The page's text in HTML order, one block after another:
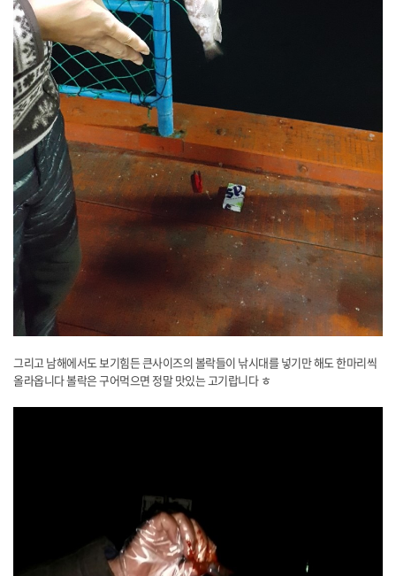
​그리고 남해에서도 보기힘든 큰사이즈의 볼락들이 낚시대를 넣기만 해도 한마리씩
올라옵니다 볼락은 구어먹으면 정말 맛있는 고기랍니다 ㅎ